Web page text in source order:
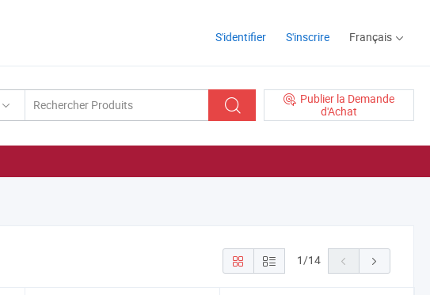
S'identifier S'inscrire Français
Publier la Demande
d'Achat
1/14